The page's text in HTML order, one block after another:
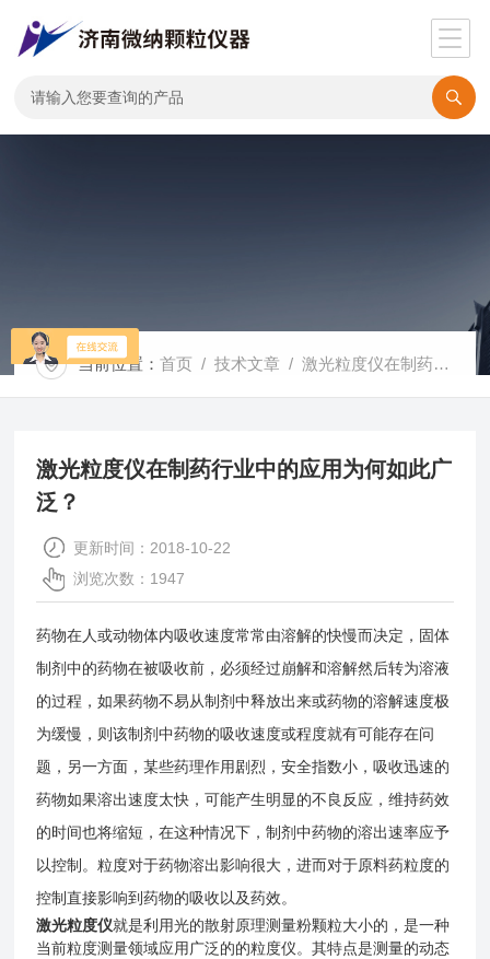
当前位置：首页 /技术文章 / 激光粒度仪在制药行业中的应用为何如此广泛？
激光粒度仪在制药行业中的应用为何如此广
泛？
更新时间：2018-10-22
浏览次数：1947
药物在人或动物体内吸收速度常常由溶解的快慢而决定，固体
制剂中的药物在被吸收前，必须经过崩解和溶解然后转为溶液
的过程，如果药物不易从制剂中释放出来或药物的溶解速度极
为缓慢，则该制剂中药物的吸收速度或程度就有可能存在问
题，另一方面，某些药理作用剧烈，安全指数小，吸收迅速的
药物如果溶出速度太快，可能产生明显的不良反应，维持药效
的时间也将缩短，在这种情况下，制剂中药物的溶出速率应予
以控制。粒度对于药物溶出影响很大，进而对于原料药粒度的
控制直接影响到药物的吸收以及药效。
激光粒度仪就是利用光的散射原理测量粉颗粒大小的，是一种
当前粒度测量领域应用广泛的的粒度仪。其特点是测量的动态